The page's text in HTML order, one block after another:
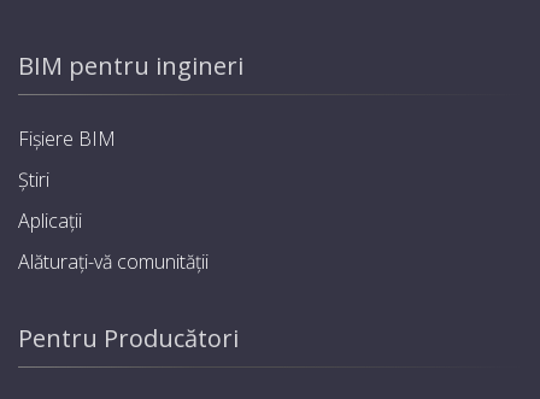
BIM pentru ingineri
Fișiere BIM
Știri
Aplicații
Alăturați-vă comunității
Pentru Producători